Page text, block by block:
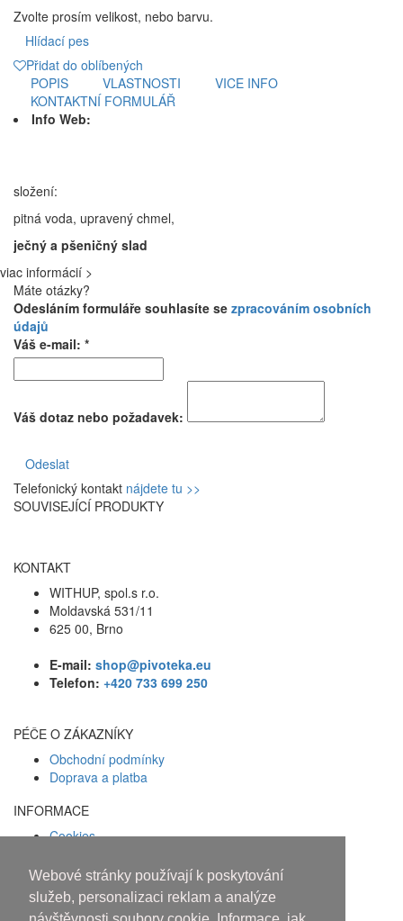
Webové stránky používají k poskytování
služeb, personalizaci reklam a analýze
Zvolte prosím velikost, nebo barvu.
Hlídací pes
Přidat do oblíbených
POPIS
VLASTNOSTI
VICE INFO
KONTAKTNÍ FORMULÁŘ
Info Web:
složení:
pitná voda, upravený chmel,
ječný a pšeničný slad
viac informácií >
Máte otázky?
Odesláním formuláře souhlasíte se zpracováním osobních
údajů
Váš e-mail: *
Váš dotaz nebo požadavek:
Odeslat
Telefonický kontakt nájdete tu >>
SOUVISEJÍCÍ PRODUKTY
KONTAKT
WITHUP, spol.s r.o.
Moldavská 531/11
625 00, Brno
E-mail: shop@pivoteka.eu
Telefon: +420 733 699 250
PÉČE O ZÁKAZNÍKY
Obchodní podmínky
Doprava a platba
INFORMACE
Cookies
Facebook